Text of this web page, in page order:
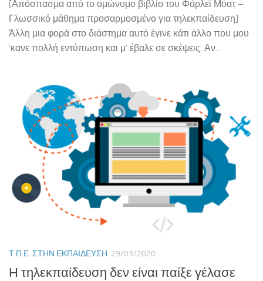
[Απόσπασμα από το ομώνυμο βιβλίο του Φάρλεϊ Μόατ –
Γλωσσικό μάθημα προσαρμοσμένο για τηλεκπαίδευση]
Άλλη μια φορά στο διάστημα αυτό έγινε κάτι άλλο που μου
‘κανε πολλή εντύπωση και μ’ έβαλε σε σκέψεις. Αν...
Τ.Π.Ε. ΣΤΗΝ ΕΚΠΑΊΔΕΥΣΗ 29/03/2020
Η τηλεκπαίδευση δεν είναι παίξε γέλασε